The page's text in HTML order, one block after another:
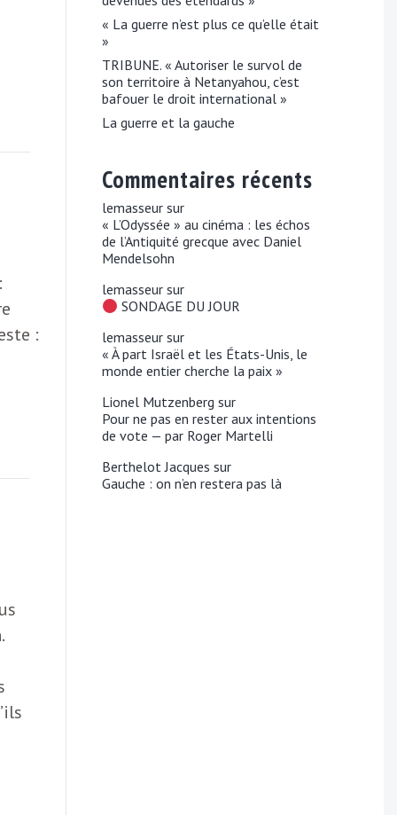
:
« La guerre n’est plus ce qu’elle était
»
TRIBUNE. « Autoriser le survol de
son territoire à Netanyahou, c’est
bafouer le droit international »
La guerre et la gauche
Commentaires récents
lemasseur sur
« L’Odyssée » au cinéma : les échos
de l’Antiquité grecque avec Daniel
Mendelsohn
lemasseur sur
SONDAGE DU JOUR
lemasseur sur
« À part Israël et les États-Unis, le
monde entier cherche la paix »
Lionel Mutzenberg sur
Pour ne pas en rester aux intentions
de vote — par Roger Martelli
Berthelot Jacques sur
Gauche : on n’en restera pas là